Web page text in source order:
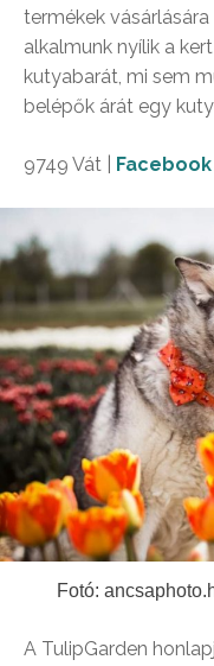
termékek
alkalmunk nyílik a
kutyabarát, mi sem
belépők árát egy
9749 Vát | Facebook
Fotó:
A TulipGarden